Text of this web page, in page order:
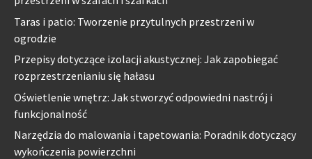
Taras i patio: Tworzenie przytulnych przestrzeni w
ogrodzie
Przepisy dotyczące izolacji akustycznej: Jak zapobiegać
rozprzestrzenianiu się hałasu
Oświetlenie wnętrz: Jak stworzyć odpowiedni nastrój i
funkcjonalność
Narzędzia do malowania i tapetowania: Poradnik dotyczący
wykończenia powierzchni